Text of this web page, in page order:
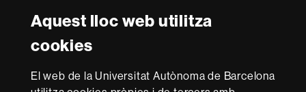
Aquest lloc web utilitza
cookies
El web de la Universitat Autònoma de Barcelona
FacultatUAB
Reconeixement internacional de l'excel·lència
in